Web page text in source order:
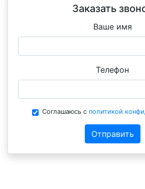
Заказать
Ваше имя
Телефон
Соглашаюсь с политикой
Отправить